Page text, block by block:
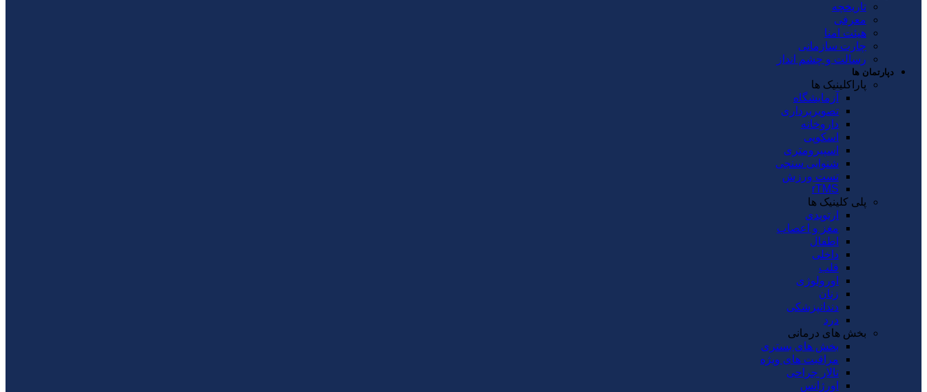
تاریخچه
معرفی
هیئت امنا
چارت سازمانی
رسالت و چشم انداز
دپارتمان ها
پاراکلینیک ها
آزمایشگاه
تصویربرداری
داروخانه
اسکوپی
اسپیرومتری
شنوایی سنجی
تست ورزش
rTMS
پلی کلینیک ها
ارتوپدی
مغز و اعصاب
اطفال
داخلی
قلب
اورولوژی
زنان
دندانپزشکی
درد
بخش های درمانی
بخش های بستری
مراقبت های ویژه
تالار جراحی
اورژانس